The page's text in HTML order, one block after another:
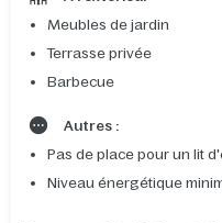
Meubles de jardin
Terrasse privée
Barbecue
Autres :
Pas de place pour un lit
Niveau énergétique